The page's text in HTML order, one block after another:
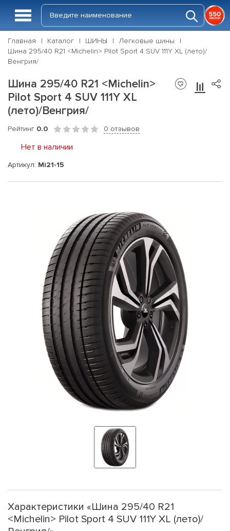
Главная Каталог ШИНЫ
Легковые шины
Шина 295/40 R21 <Michelin> Pilot Sport 4 SUV 111Y XL (лето)/
Венгрия/
Шина 295/40 R21 <Michelin>
Pilot Sport 4 SUV 111Y XL
(лето)/Венгрия/
Рейтинг 0.0 0 отзывов
Нет в наличии
Артикул: Mi21-15
Характеристики «Шина 295/40 R21
<Michelin> Pilot Sport 4 SUV 111Y XL (лето)/